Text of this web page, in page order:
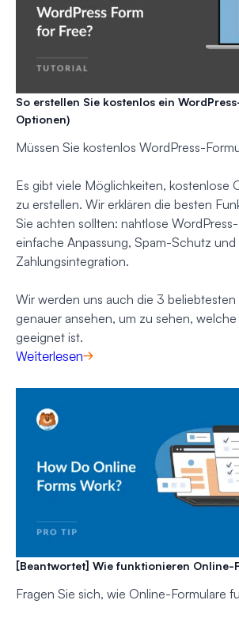
So erstellen Sie kostenlos ein
Optionen)
Müssen Sie kostenlos WordPress-
Es gibt viele Möglichkeiten, kostenlose
zu erstellen. Wir erklären die besten
Sie achten sollten: nahtlose
einfache Anpassung, Spam-Schutz und
Zahlungsintegration.
Wir werden uns auch die 3
genauer ansehen, um zu sehen,
geeignet ist.
Weiterlesen
[Beantwortet] Wie funktionieren Online-
Fragen Sie sich, wie Online-Formulare